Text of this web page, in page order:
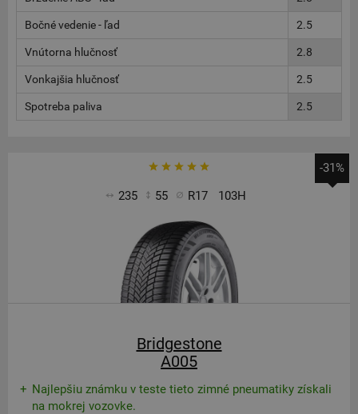
Bočné vedenie - ľad 2.5
Vnútorna hlučnosť 2.8
Vonkajšia hlučnosť 2.5
Spotreba paliva 2.5
235 55 R17 103H
-31%
Bridgestone
A005
Najlepšiu známku v teste tieto zimné pneumatiky získali
na mokrej vozovke.